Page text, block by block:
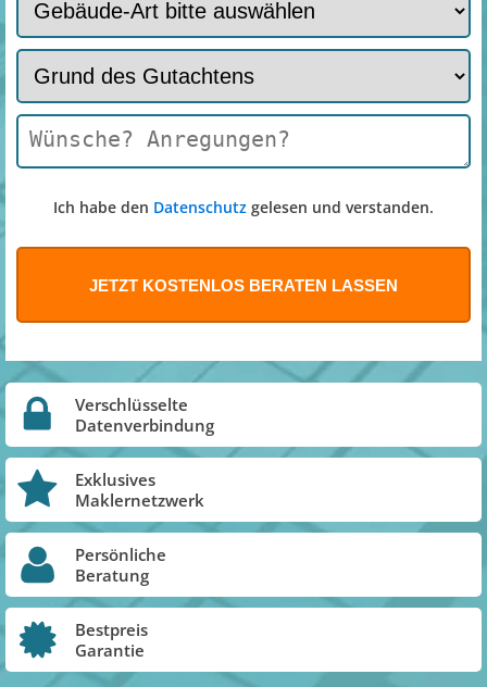
Ich habe den Datenschutz gelesen und verstanden.
Verschlüsselte
Datenverbindung
Exklusives
Maklernetzwerk
Persönliche
Beratung
Bestpreis
Garantie